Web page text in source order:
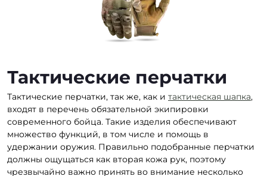
Тактические перчатки
Тактические перчатки, так же, как и тактическая шапка,
входят в перечень обязательной экипировки
современного бойца. Такие изделия обеспечивают
множество функций, в том числе и помощь в
удержании оружия. Правильно подобранные перчатки
должны ощущаться как вторая кожа рук, поэтому
чрезвычайно важно принять во внимание несколько